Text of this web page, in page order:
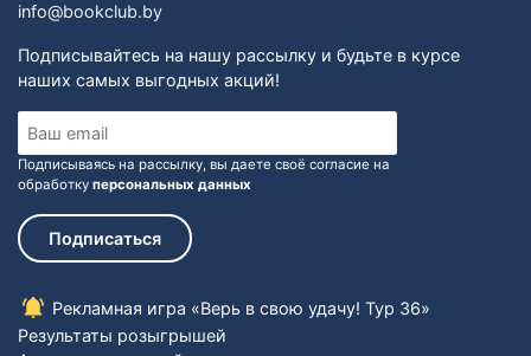
info@bookclub.by
Подписывайтесь на нашу рассылку и будьте в курсе
наших самых выгодных акций!
Подписываясь на рассылку, вы даете своё согласие на
обработку персональных данных
Подписаться
Рекламная игра «Верь в свою удачу! Тур 36»
Результаты розыгрышей